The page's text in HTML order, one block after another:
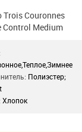
Trois Couronnes
Control Medium
Полиэстер;
Хлопок